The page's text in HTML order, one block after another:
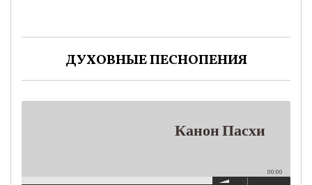
ДУХОВНЫЕ ПЕСНОПЕНИЯ
Канон Пасхи
00:00